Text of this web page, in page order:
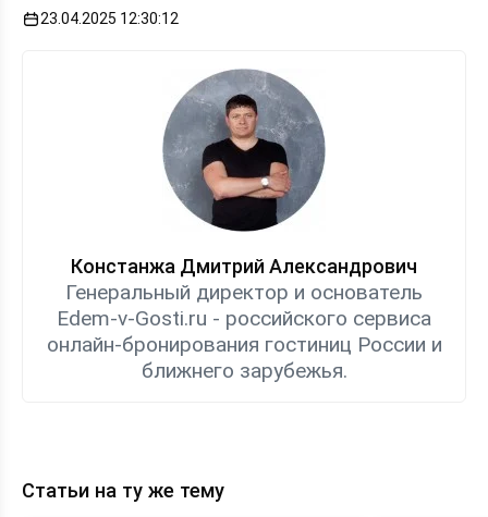
23.04.2025 12:30:12
Констанжа Дмитрий Александрович
Генеральный директор и основатель
Edem-v-Gosti.ru - российского сервиса
онлайн-бронирования гостиниц России и
ближнего зарубежья.
Статьи на ту же тему